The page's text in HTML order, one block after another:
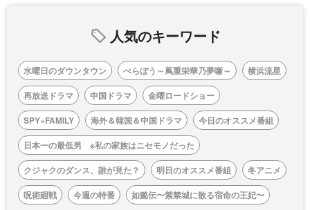
人気のキーワード
水曜日のダウンタウン べらぼう～蔦重栄華乃夢噺～
横浜流星
再放送ドラマ
中国ドラマ
金曜ロードショー
SPY×FAMILY
海外＆韓国＆中国ドラマ
今日のオススメ番組
日本一の最低男 ※私の家族はニセモノだった
クジャクのダンス、誰が見た？
明日のオススメ番組
冬アニメ
呪術廻戦
今週の特番
如懿伝〜紫禁城に散る宿命の王妃〜